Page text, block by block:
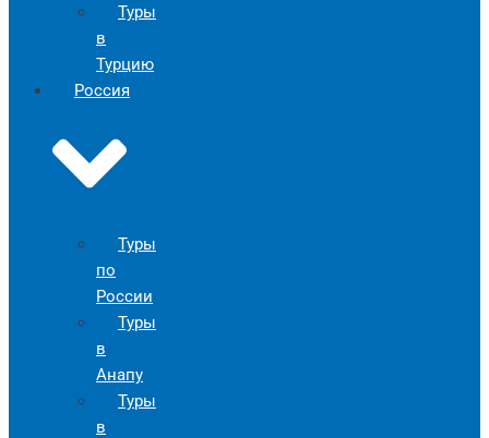
Туры
в
Турцию
Россия
Туры
по
России
Туры
в
Анапу
Туры
в